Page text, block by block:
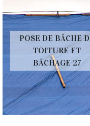
POSE DE BÂCHE DE
TOITURE ET
BÂCHAGE 27